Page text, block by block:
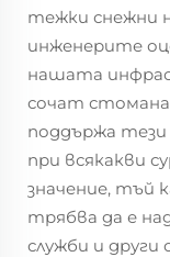
тежки снежни
инженерите
нашата
сочат
поддържа тези
при всякакви
значение, тъй
трябва да е
служби и